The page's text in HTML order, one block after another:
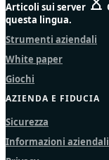
Articoli sui server
questa lingua.
Strumenti aziendali
White paper
Giochi
AZIENDA E FIDUCIA
Sicurezza
Informazioni aziendali